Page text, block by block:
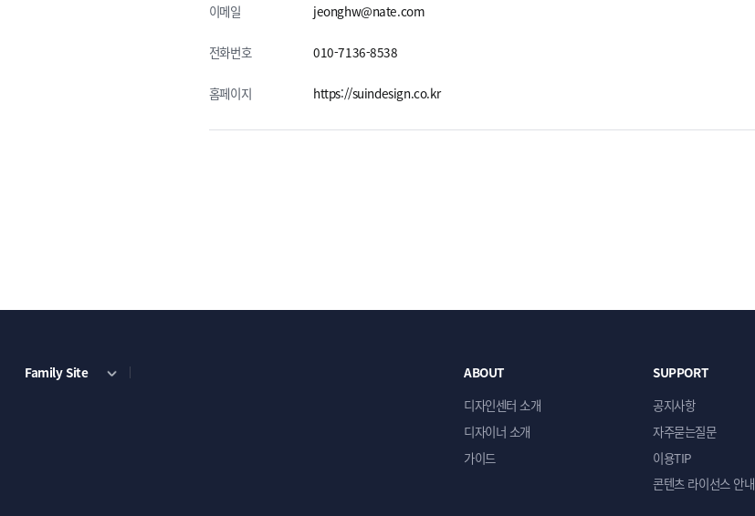
이메일 jeonghw@nate.com
전화번호 010-7136-8538
홈페이지 https://suindesign.co.kr
Family Site
ABOUT
디자인센터 소개
디자이너 소개
가이드
SUPPORT
공지사항
자주묻는질문
이용TIP
콘텐츠 라이선스 안내